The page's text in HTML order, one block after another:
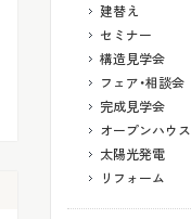
建替え
セミナー
構造見学会
フェア・相談会
完成見学会
オープンハウス
太陽光発電
リフォーム